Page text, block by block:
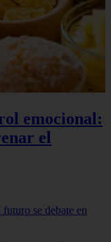
emocional:
el